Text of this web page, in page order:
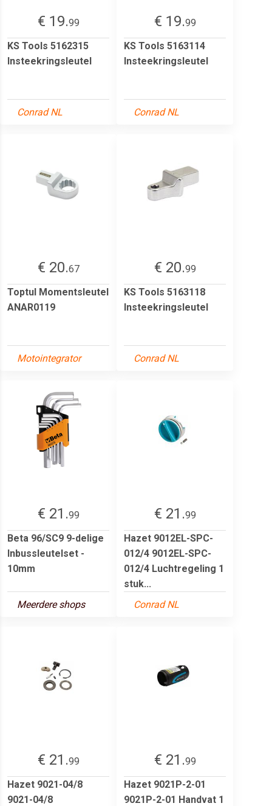
€ 19.99
KS Tools 5162315
Insteekringsleutel
Conrad NL
€ 19.99
KS Tools 5163114
Insteekringsleutel
Conrad NL
€ 20.67
Toptul Momentsleutel
ANAR0119
Motointegrator
€ 20.99
KS Tools 5163118
Insteekringsleutel
Conrad NL
€ 21.99
Beta 96/SC9 9-delige
Inbussleutelset -
10mm
Meerdere shops
€ 21.99
Hazet 9012EL-SPC-
012/4 9012EL-SPC-
012/4 Luchtregeling 1
stuk...
Conrad NL
€ 21.99
Hazet 9021-04/8
9021-04/8
€ 21.99
Hazet 9021P-2-01
9021P-2-01 Handvat 1